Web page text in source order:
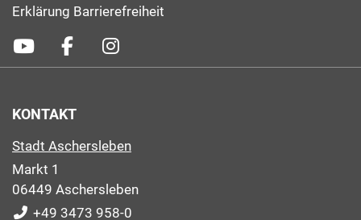
Erklärung Barrierefreiheit
KONTAKT
Stadt Aschersleben
Markt 1
06449 Aschersleben
+49 3473 958-0